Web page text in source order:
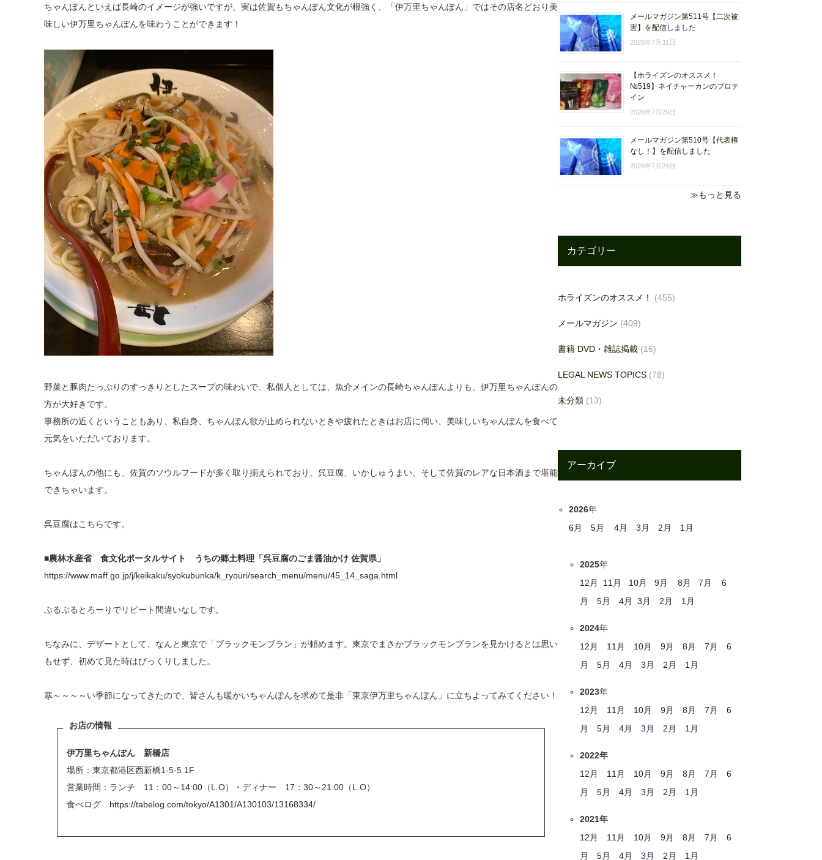
ちゃんぽんといえば長崎のイメージが強いですが、実は佐賀もちゃんぽん文化が根強く、「伊万里ちゃんぽん」ではその店名どおり美
味しい伊万里ちゃんぽんを味わうことができます！
野菜と豚肉たっぷりのすっきりとしたスープの味わいで、私個人としては、魚介メインの長崎ちゃんぽんよりも、伊万里ちゃんぽんの
方が大好きです。
事務所の近くということもあり、私自身、ちゃんぽん欲が止められないときや疲れたときはお店に伺い、美味しいちゃんぽんを食べて
元気をいただいております。
ちゃんぽんの他にも、佐賀のソウルフードが多く取り揃えられており、呉豆腐、いかしゅうまい、そして佐賀のレアな日本酒まで堪能
できちゃいます。
呉豆腐はこちらです。
■農林水産省 食文化ポータルサイト うちの郷土料理「呉豆腐のごま醤油かけ 佐賀県」
https://www.maff.go.jp/j/keikaku/syokubunka/k_ryouri/search_menu/menu/45_14_saga.html
ぷるぷるとろーりでリピート間違いなしです。
ちなみに、デザートとして、なんと東京で「ブラックモンブラン」が頼めます。東京でまさかブラックモンブランを見かけるとは思い
もせず、初めて見た時はびっくりしました。
寒～～～～い季節になってきたので、皆さんも暖かいちゃんぽんを求めて是非「東京伊万里ちゃんぽん」に立ちよってみてください！
お店の情報
伊万里ちゃんぽん 新橋店
場所：東京都港区西新橋1-5-5 1F
営業時間：ランチ 11：00～14:00（L.O）・ディナー 17：30～21:00（L.O）
食べログ https://tabelog.com/tokyo/A1301/A130103/13168334/
メールマガジン第511号【二次被
害】を配信しました
2026年7月31日
【ホライズンのオススメ！
№519】ネイチャーカンのプロテ
イン
2026年7月29日
メールマガジン第510号【代表権
なし！】を配信しました
2026年7月24日
≫もっと見る
カテゴリー
ホライズンのオススメ！ (455)
メールマガジン (409)
書籍 DVD・雑誌掲載 (16)
LEGAL NEWS TOPICS (78)
未分類 (13)
アーカイブ
2026年
6月
5月 4月 3月 2月 1月
2025年
12月
11月 10月 9月 8月 7月
6
月
5月 4月 3月 2月 1月
2024年
12月
11月 10月 9月 8月 7月
6
月
5月 4月 3月 2月 1月
2023年
12月
11月 10月 9月 8月 7月
6
月
5月 4月 3月 2月 1月
2022年
12月
11月 10月 9月 8月 7月
6
月
5月 4月 3月 2月 1月
2021年
12月
11月 10月 9月 8月 7月
6
月
5月 4月 3月 2月 1月